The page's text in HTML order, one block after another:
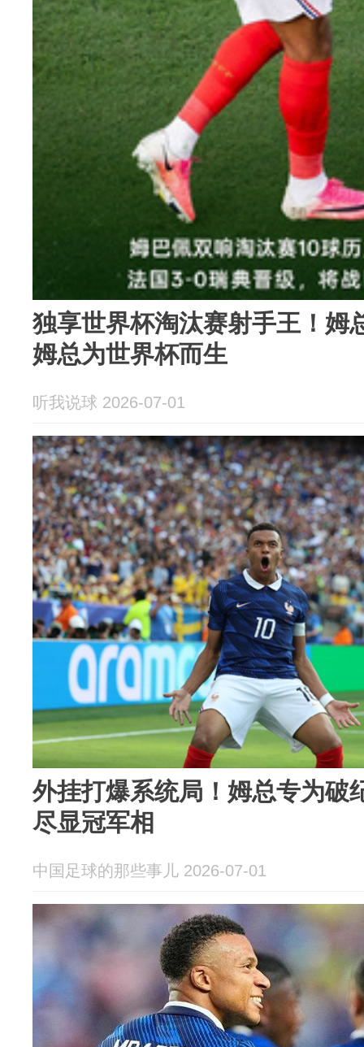
独享世界杯淘汰赛射手王！姆
姆总为世界杯而生
听我说球 2026-07-01
外挂打爆系统局！姆总专为破
尽显冠军相
中国足球的那些事儿 2026-07-01